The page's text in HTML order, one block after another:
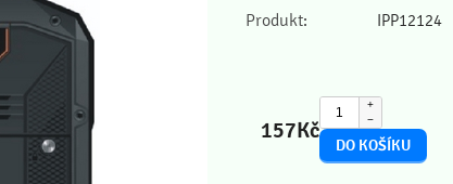
Produkt: IPP12124
157Kč
+
−